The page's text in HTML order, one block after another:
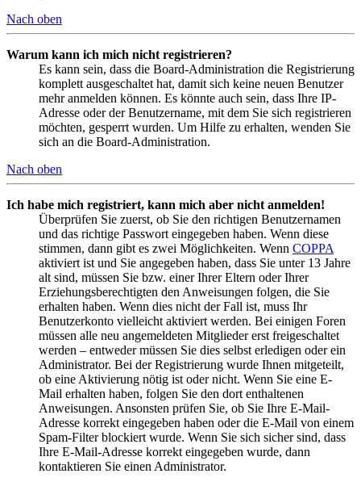
Nach oben
Warum kann ich mich nicht registrieren?
Es kann sein, dass die Board-Administration die Registrierung
komplett ausgeschaltet hat, damit sich keine neuen Benutzer
mehr anmelden können. Es könnte auch sein, dass Ihre IP-
Adresse oder der Benutzername, mit dem Sie sich registrieren
möchten, gesperrt wurden. Um Hilfe zu erhalten, wenden Sie
sich an die Board-Administration.
Nach oben
Ich habe mich registriert, kann mich aber nicht anmelden!
Überprüfen Sie zuerst, ob Sie den richtigen Benutzernamen
und das richtige Passwort eingegeben haben. Wenn diese
stimmen, dann gibt es zwei Möglichkeiten. Wenn COPPA
aktiviert ist und Sie angegeben haben, dass Sie unter 13 Jahre
alt sind, müssen Sie bzw. einer Ihrer Eltern oder Ihrer
Erziehungsberechtigten den Anweisungen folgen, die Sie
erhalten haben. Wenn dies nicht der Fall ist, muss Ihr
Benutzerkonto vielleicht aktiviert werden. Bei einigen Foren
müssen alle neu angemeldeten Mitglieder erst freigeschaltet
werden – entweder müssen Sie dies selbst erledigen oder ein
Administrator. Bei der Registrierung wurde Ihnen mitgeteilt,
ob eine Aktivierung nötig ist oder nicht. Wenn Sie eine E-
Mail erhalten haben, folgen Sie den dort enthaltenen
Anweisungen. Ansonsten prüfen Sie, ob Sie Ihre E-Mail-
Adresse korrekt eingegeben haben oder die E-Mail von einem
Spam-Filter blockiert wurde. Wenn Sie sich sicher sind, dass
Ihre E-Mail-Adresse korrekt eingegeben wurde, dann
kontaktieren Sie einen Administrator.